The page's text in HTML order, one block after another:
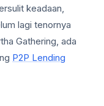
keadaan,
lagi tenornya
Gathering, ada
P2P Lending